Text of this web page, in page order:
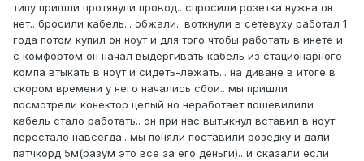
типу пришли протянули провод.. спросили розетка нужна он
нет.. бросили кабель... обжали.. воткнули в сетевуху работал 1
года потом купил он ноут и для того чтобы работать в инете и
с комфортом он начал выдергивать кабель из стационарного
компа втыкать в ноут и сидеть-лежать... на диване в итоге в
скором времени у него начались сбои.. мы пришли
посмотрели конектор целый но неработает пошевилили
кабель стало работать.. он при нас вытыкнул вставил в ноут
перестало навсегда.. мы поняли поставили розедку и дали
патчкорд 5м(разум это все за его деньги).. и сказали если